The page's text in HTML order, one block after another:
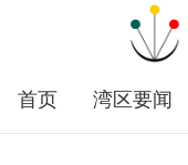
首页 湾区要闻